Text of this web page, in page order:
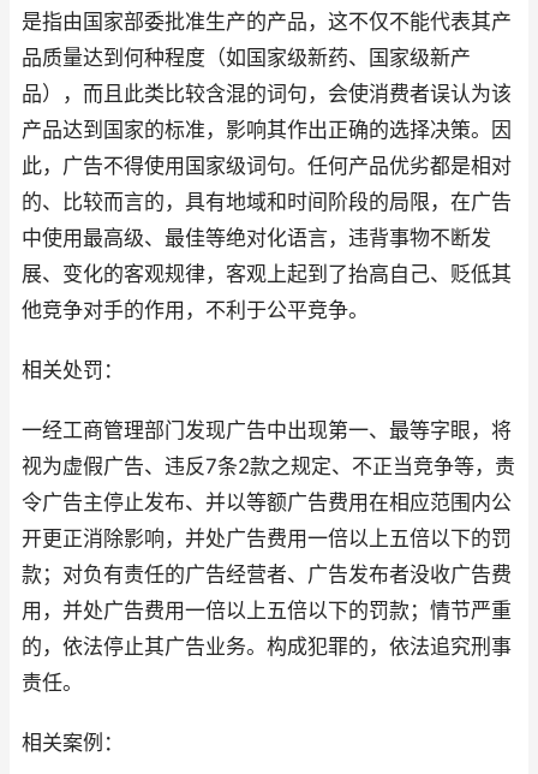
是指由国家部委批准生产的产品，这不仅不能代表其产
品质量达到何种程度（如国家级新药、国家级新产
品），而且此类比较含混的词句，会使消费者误认为该
产品达到国家的标准，影响其作出正确的选择决策。因
此，广告不得使用国家级词句。任何产品优劣都是相对
的、比较而言的，具有地域和时间阶段的局限，在广告
中使用最高级、最佳等绝对化语言，违背事物不断发
展、变化的客观规律，客观上起到了抬高自己、贬低其
他竞争对手的作用，不利于公平竞争。
相关处罚：
一经工商管理部门发现广告中出现第一、最等字眼，将
视为虚假广告、违反7条2款之规定、不正当竞争等，责
令广告主停止发布、并以等额广告费用在相应范围内公
开更正消除影响，并处广告费用一倍以上五倍以下的罚
款；对负有责任的广告经营者、广告发布者没收广告费
用，并处广告费用一倍以上五倍以下的罚款；情节严重
的，依法停止其广告业务。构成犯罪的，依法追究刑事
责任。
相关案例：